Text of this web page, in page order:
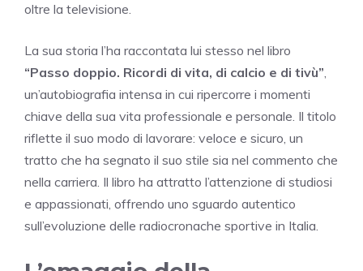
oltre la televisione.
La sua storia l’ha raccontata lui stesso nel libro
“Passo doppio. Ricordi di vita, di calcio e di tivù”,
un’autobiografia intensa in cui ripercorre i momenti
chiave della sua vita professionale e personale. Il titolo
riflette il suo modo di lavorare: veloce e sicuro, un
tratto che ha segnato il suo stile sia nel commento che
nella carriera. Il libro ha attratto l’attenzione di studiosi
e appassionati, offrendo uno sguardo autentico
sull’evoluzione delle radiocronache sportive in Italia.